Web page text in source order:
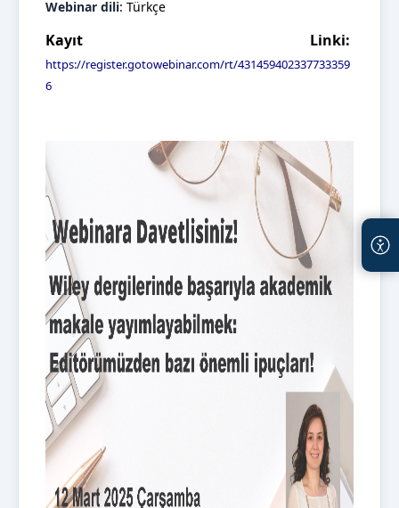
Webinar dili: Türkçe
Kayıt Linki:
https://register.gotowebinar.com/rt/431459402337733359
6